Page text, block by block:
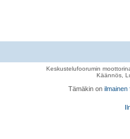
Keskustelufoorumin
Käännös,
Tämäkin on ilmainen